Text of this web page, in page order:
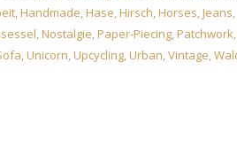
,Handmade,Hase,Hirsch,Horses,Jeans,
,Nostalgie,Paper-Piecing,Patchwork,
,Unicorn,Upcycling,Urban,Vintage,